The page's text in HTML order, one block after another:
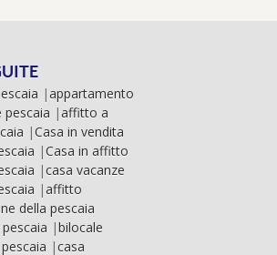
|appartamento
pescaia |affitto a
|Casa in vendita
|Casa in affitto
|casa vacanze
|affitto
della pescaia
|bilocale
|casa